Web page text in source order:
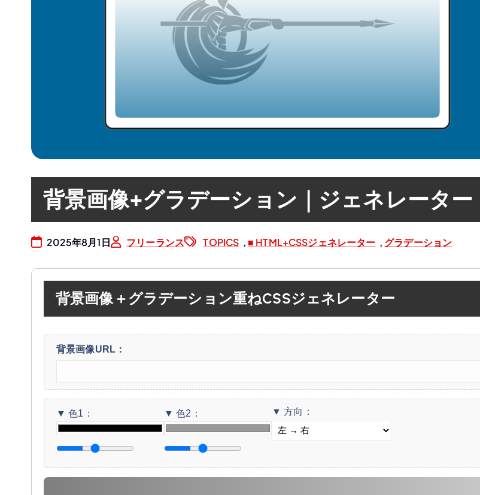
研
究
室
背景画像+グラデーション｜ジェネレーター
2025年8月1日 フリーランス TOPICS , ■ HTML+CSSジェネレーター , グラデーション
背景画像＋グラデーション重ねCSSジェネレーター
背景画像URL：
▼ 色1： ▼ 色2： ▼ 方向：